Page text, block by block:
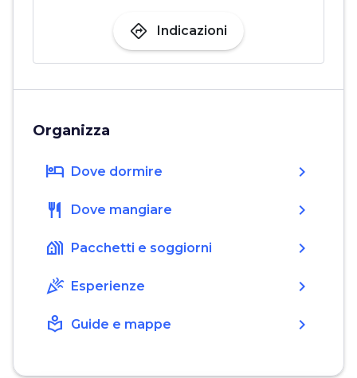
directions Indicazioni
Organizza
hotel Dove dormire chevron_right
restaurant Dove mangiare chevron_right
holiday_village Pacchetti e soggiorni chevron_right
celebration Esperienze chevron_right
local_library Guide e mappe chevron_right